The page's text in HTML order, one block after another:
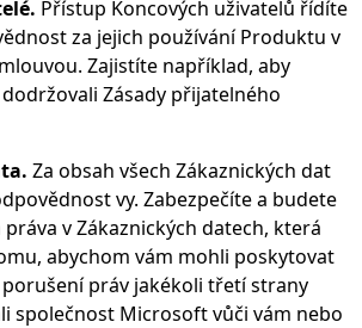
Přístup Koncových uživatelů řídíte
za jejich používání Produktu v
Zajistíte například, aby
Zásady přijatelného
Za obsah všech Zákaznických dat
vy. Zabezpečíte a budete
v Zákaznických datech, která
abychom vám mohli poskytovat
práv jakékoli třetí strany
společnost Microsoft vůči vám nebo